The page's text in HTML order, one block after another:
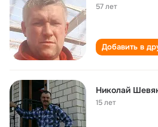
57 лет
Добавить в
Николай
15 лет